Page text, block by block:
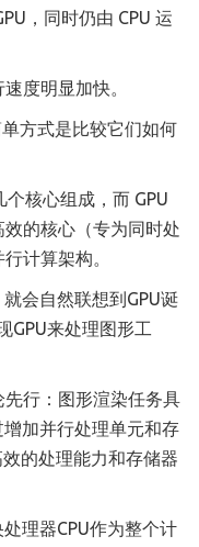
，同时仍由 CPU 运
度明显加快。
方式是比较它们如何
核心组成，而 GPU
的核心（专为同时处
计算架构。
会自然联想到GPU诞
GPU来处理图形工
行：图形渲染任务具
加并行处理单元和存
的处理能力和存储器
理器CPU作为整个计